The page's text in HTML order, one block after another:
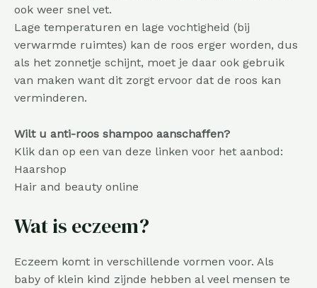
ook weer snel vet.
Lage temperaturen en lage vochtigheid (bij
verwarmde ruimtes) kan de roos erger worden, dus
als het zonnetje schijnt, moet je daar ook gebruik
van maken want dit zorgt ervoor dat de roos kan
verminderen.
Wilt u anti-roos shampoo aanschaffen?
Klik dan op een van deze linken voor het aanbod:
Haarshop
Hair and beauty online
Wat is eczeem?
Eczeem komt in verschillende vormen voor. Als
baby of klein kind zijnde hebben al veel mensen te